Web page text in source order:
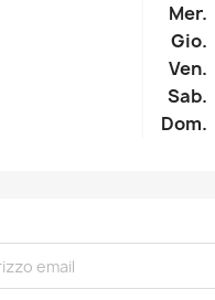
Mer.
Gio.
Ven.
Sab.
Dom.